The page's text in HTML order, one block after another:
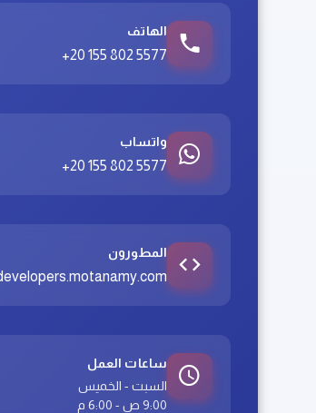
الهاتف
+20 155 802 5577
واتساب
+20 155 802 5577
المطورون
ساعات العمل
السبت - الخميس
9:00 ص - 6:00 م